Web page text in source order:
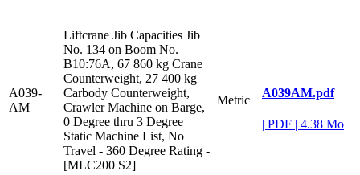
A039-
AM
Liftcrane Jib Capacities Jib
No. 134 on Boom No.
B10:76A, 67 860 kg Crane
Counterweight, 27 400 kg
Carbody Counterweight,
Crawler Machine on Barge,
0 Degree thru 3 Degree
Static Machine List, No
Travel - 360 Degree Rating -
[MLC200 S2]
Metric
A039AM.pdf
| PDF | 4.38 Mo